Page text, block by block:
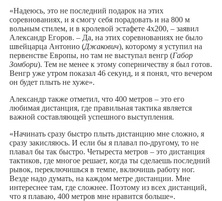
«Надеюсь, это не последний подарок на этих
соревнованиях, и я смогу себя порадовать и на 800 м
вольным стилем, и в кролевой эстафете 4х200, – заявил
Александр Егоров. – Да, на этих соревнованиях не было
швейцарца Антонио (Джакович), которому я уступил на
первенстве Европы, но там не выступал венгр (Габор
Зомбори). Тем не менее к этому соперничеству я был готов.
Венгр уже утром показал 46 секунд, и я понял, что вечером
он будет плыть не хуже».
Александр также отметил, что 400 метров – это его
любимая дистанция, где правильная тактика является
важной составляющей успешного выступления.
«Начинать сразу быстро плыть дистанцию мне сложно, я
сразу закисляюсь. И если бы я плавал по-другому, то не
плавал бы так быстро. Четыреста метров – это дистанция
тактиков, где многое решает, когда ты сделаешь последний
рывок, переключишься в темпе, включишь работу ног.
Везде надо думать, на каждом метре дистанции. Мне
интереснее там, где сложнее. Поэтому из всех дистанций,
что я плаваю, 400 метров мне нравится больше».